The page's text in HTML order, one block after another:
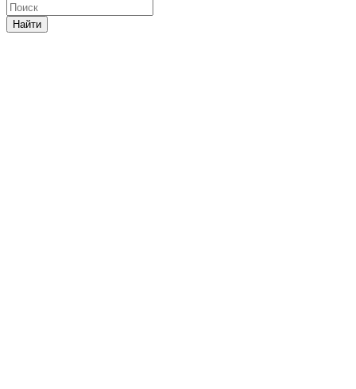
Найти